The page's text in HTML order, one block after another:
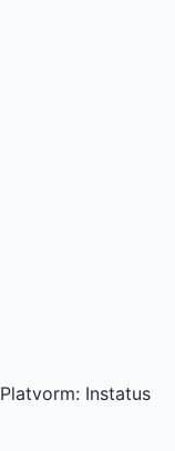
Platvorm: Instatus